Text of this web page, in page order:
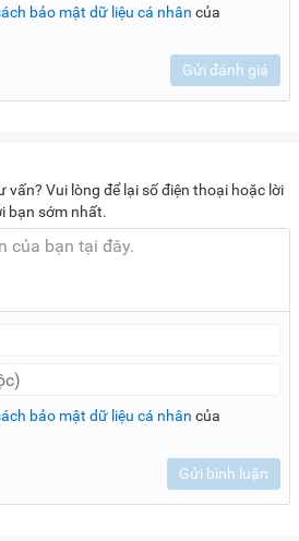
bảo mật dữ liệu cá nhân của
Gửi đánh giá
vấn? Vui lòng để lại số điện thoại hoặc lời
bạn sớm nhất.
bảo mật dữ liệu cá nhân của
Gửi bình luận